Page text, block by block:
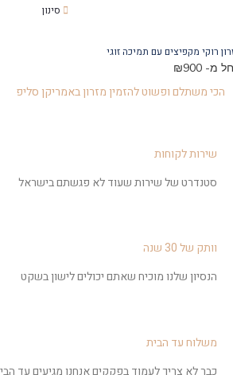
סינון
רוקי מקפיצים עם תמיכה זוגי
מ-
₪900
הכי משתלם ופשוט להזמין מזרון באמריקן סליפ
שירות לקוחות
סטנדרט של שירות שעוד לא פגשתם בישראל
וותק של 30 שנה
הנסיון שלנו מוכיח שאתם יכולים לישון בשקט
משלוח עד הבית
כבר לא צריך לעמוד בפקקים אנחנו מגיעים עד הבית